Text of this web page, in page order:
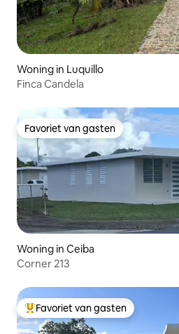
Woning in Luquillo
Finca Candela
Favoriet van gasten
Favoriet van gasten
Woning in Ceiba
Corner 213
Topfavoriet van gasten
Favoriet van gasten